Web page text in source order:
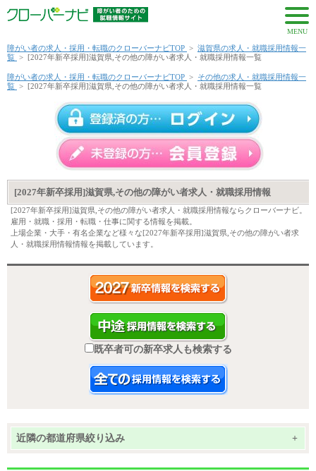
MENU
障がい者の求人・採用・転職のクローバーナビTOP > 滋賀県の求人・就職採用情報一
覧 > [2027年新卒採用]滋賀県,その他の障がい者求人・就職採用情報一覧
障がい者の求人・採用・転職のクローバーナビTOP > その他の求人・就職採用情報一
覧 > [2027年新卒採用]滋賀県,その他の障がい者求人・就職採用情報一覧
[2027年新卒採用]滋賀県,その他の障がい者求人・就職採用情報
[2027年新卒採用]滋賀県,その他の障がい者求人・就職採用情報ならクローバーナビ。
雇用・就職・採用・転職・仕事に関する情報を掲載。
上場企業・大手・有名企業など様々な[2027年新卒採用]滋賀県,その他の障がい者求
人・就職採用情報情報を掲載しています。
既卒者可の新卒求人も検索する
近隣の都道府県絞り込み +